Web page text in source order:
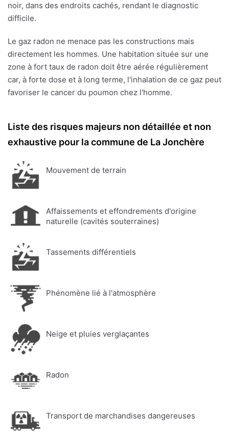
noir, dans des endroits cachés, rendant le diagnostic
difficile.
Le gaz radon ne menace pas les constructions mais
directement les hommes. Une habitation située sur une
zone à fort taux de radon doit être aérée régulièrement
car, à forte dose et à long terme, l'inhalation de ce gaz peut
favoriser le cancer du poumon chez l'homme.
Liste des risques majeurs non détaillée et non
exhaustive pour la commune de La Jonchère
Mouvement de terrain
Affaissements et effondrements d'origine
naturelle (cavités souterraines)
Tassements différentiels
Phénomène lié à l'atmosphère
Neige et pluies verglaçantes
Radon
Transport de marchandises dangereuses